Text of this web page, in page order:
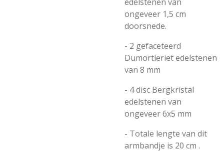
ongeveer 1,5 cm
doorsnede.
- 2 gefaceteerd
Dumortieriet edelstenen
van 8 mm
- 4 disc Bergkristal
edelstenen van
ongeveer 6x5 mm
- Totale lengte van dit
armbandje is 20 cm .